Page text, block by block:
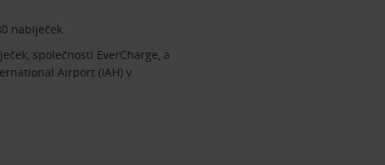
nabíječek.
společností EverCharge, a
Airport (IAH) v